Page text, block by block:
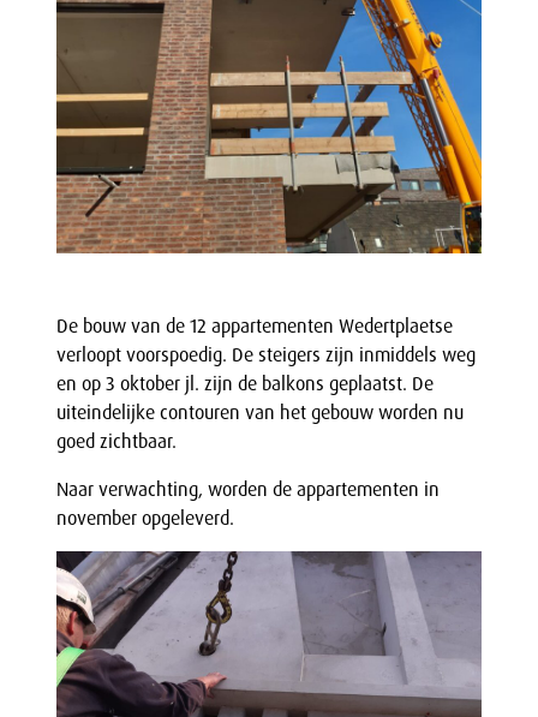
De bouw van de 12 appartementen Wedertplaetse
verloopt voorspoedig. De steigers zijn inmiddels weg
en op 3 oktober jl. zijn de balkons geplaatst. De
uiteindelijke contouren van het gebouw worden nu
goed zichtbaar.
Naar verwachting, worden de appartementen in
november opgeleverd.